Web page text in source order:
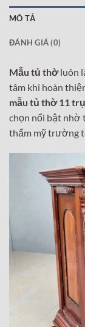
MÔ TẢ
ĐÁNH GIÁ (0)
Mẫu tủ thờluôn
tâm khi hoàn
mẫu tủ thờ 11
chọn nổi bật nhờ
thẩm mỹ trường